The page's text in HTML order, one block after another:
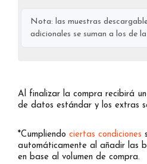
Nota: las muestras
adicionales se suman a los de
Al finalizar la compra recibirá
de datos estándar y los extras
*Cumpliendo ciertas condiciones
automáticamente al añadir las
en base al volumen de compra.